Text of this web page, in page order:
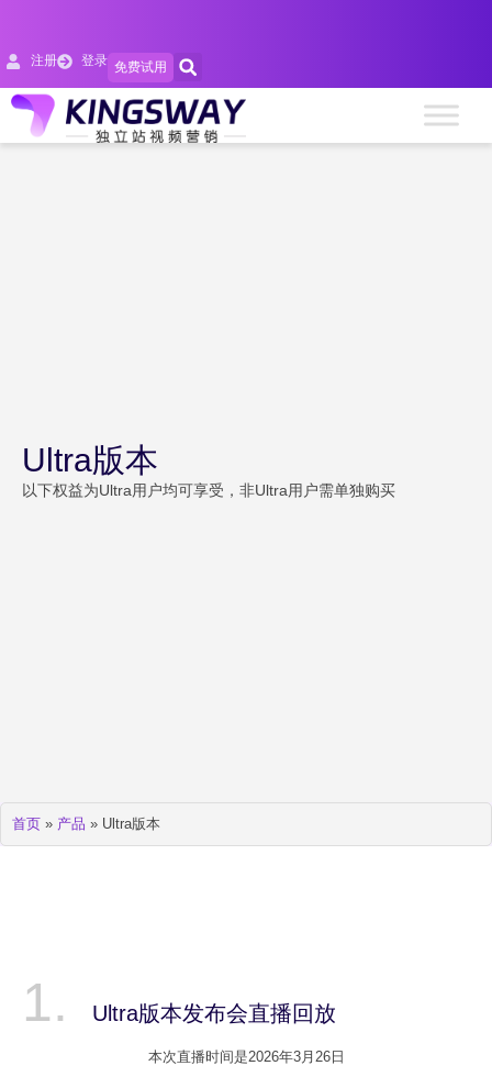
注册 登录 免费试用
Ultra版本
以下权益为Ultra用户均可享受，非Ultra用户需单独购买
首页 » 产品 » Ultra版本
Ultra版本发布会直播回放
本次直播时间是2026年3月26日